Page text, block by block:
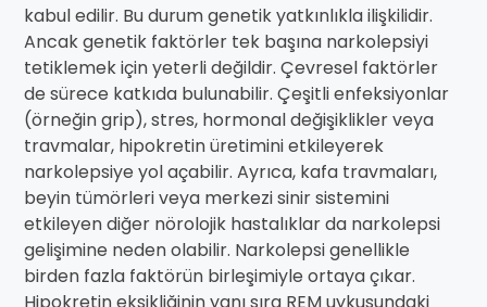
kabul edilir. Bu durum genetik yatkınlıkla ilişkilidir.
Ancak genetik faktörler tek başına narkolepsiyi
tetiklemek için yeterli değildir. Çevresel faktörler
de sürece katkıda bulunabilir. Çeşitli enfeksiyonlar
(örneğin grip), stres, hormonal değişiklikler veya
travmalar, hipokretin üretimini etkileyerek
narkolepsiye yol açabilir. Ayrıca, kafa travmaları,
beyin tümörleri veya merkezi sinir sistemini
etkileyen diğer nörolojik hastalıklar da narkolepsi
gelişimine neden olabilir. Narkolepsi genellikle
birden fazla faktörün birleşimiyle ortaya çıkar.